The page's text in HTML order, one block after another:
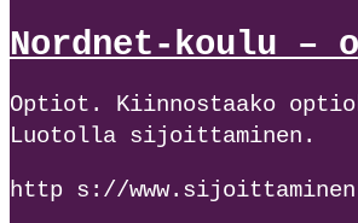
Nordnet-koulu –
Optiot. Kiinnostaako
Luotolla sijoittaminen.
http s://